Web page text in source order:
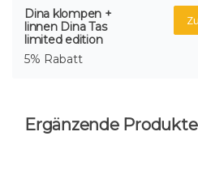
Dina klompen +
linnen Dina Tas
limited edition
5% Rabatt
Ergänzende Produkte